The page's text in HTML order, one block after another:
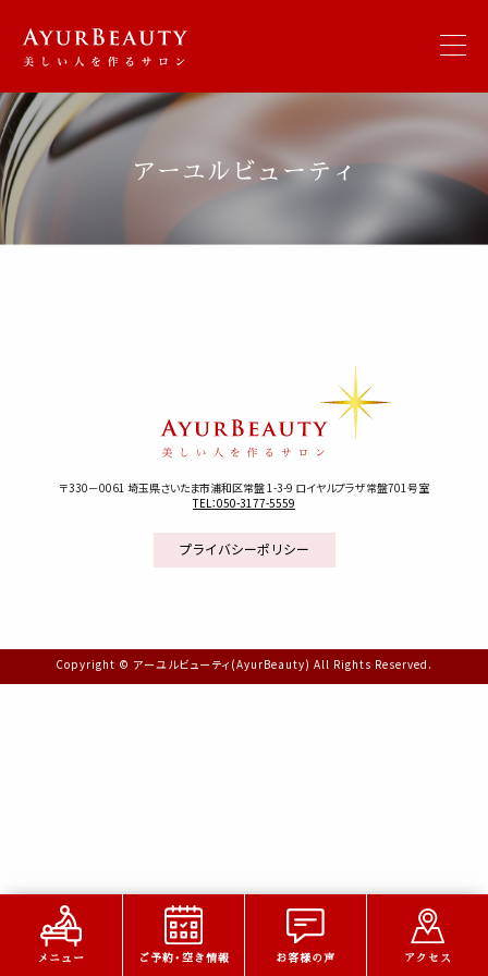
メニュー ご予約・空き情報 お客様の声 アクセス
アーユルビューティ
〒330－0061 埼玉県さいたま市浦和区常盤 1-3-9 ロイヤルプラザ常盤701号室
TEL：050-3177-5559
プライバシーポリシー
Copyright © アーユルビューティ(AyurBeauty) All Rights Reserved.